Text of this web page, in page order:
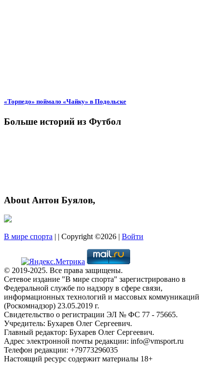
«Торпедо» поймало «Чайку» в Подольске
Больше историй из Футбол
About Антон Буялов,
В мире спорта | | Copyright ©2026 | Войти
© 2019-2025. Все права защищены.
Сетевое издание "В мире спорта" зарегистрировано в
Федеральной службе по надзору в сфере связи,
информационных технологий и массовых коммуникаций
(Роскомнадзор) 23.05.2019 г.
Свидетельство о регистрации ЭЛ № ФС 77 - 75665.
Учредитель: Бухарев Олег Сергеевич.
Главный редактор: Бухарев Олег Сергеевич.
Адрес электронной почты редакции: info@vmsport.ru
Телефон редакции: +79773296035
Настоящий ресурс содержит материалы 18+